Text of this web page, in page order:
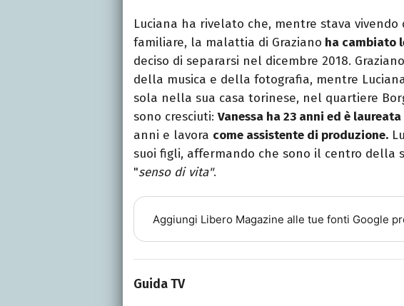
Luciana ha rivelato che, mentre stava
familiare, la malattia di Graziano ha cambiato
deciso di separarsi nel dicembre 2018.
della musica e della fotografia, mentre
sola nella sua casa torinese, nel quartiere
sono cresciuti: Vanessa ha 23 anni ed è
anni e lavora come assistente di produzione.
suoi figli, affermando che sono il centro della
"senso di vita".
Aggiungi Libero Magazine alle tue fonti Google
Guida TV